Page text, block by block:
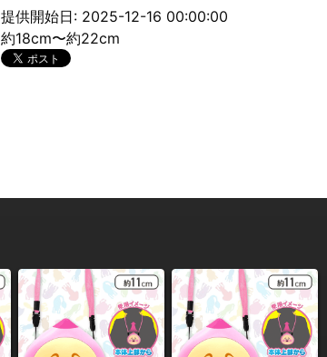
提供開始日: 2025-12-16 00:00:00
約18cm〜約22cm